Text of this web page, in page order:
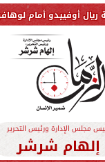
ميلان لوهافر
مجلس الإدارة ورئيس التحرير
إلهام شرشر